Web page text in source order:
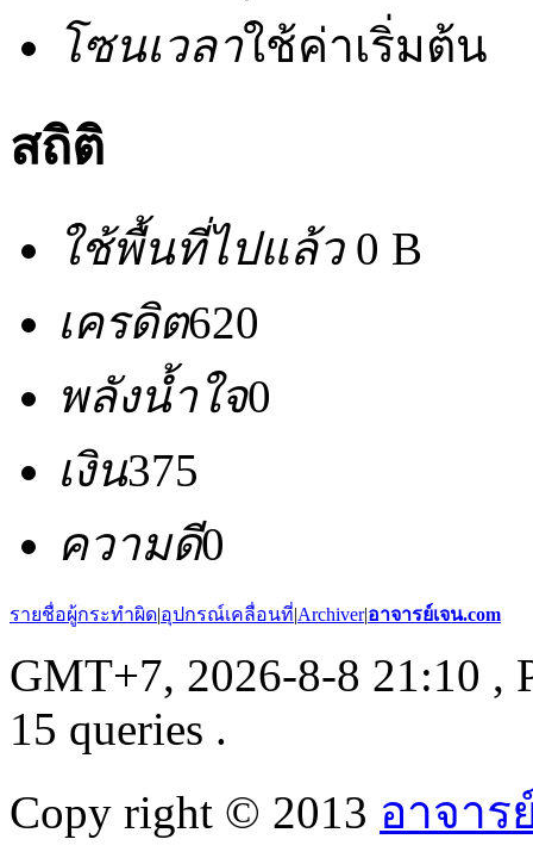
โซนเวลาใช้ค่าเริ่มต้น
สถิติ
ใช้พื้นที่ไปแล้ว0 B
เครดิต620
พลังน้ำใจ0
เงิน375
ความดี0
รายชื่อผู้กระทำผิด|อุปกรณ์เคลื่อนที่|Archiver|อาจารย์เจน.com
GMT+7, 2026-8-8 21:10 ,
15 queries .
Copy right © 2013 อาจาร